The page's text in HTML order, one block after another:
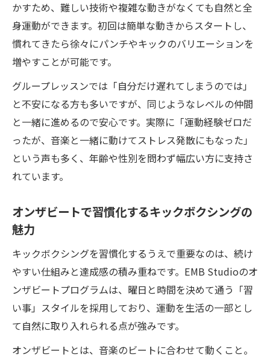
キックボクシンググループレッスンでモチ
ベーションアップ
女性も安心して続けられるキックボクシン
グジムの魅力
一人じゃないから続くキックボクシングの
メリット
忙しい女性も無理なく通えるキックボクシング
体験
キックボクシングで忙しい毎日にも運動習
慣をプラス
ート体制
果を実感
アクセス良好なジムでキックボクシングを
継続
キックボクシングでストレスも時間も上手
にコントロール
キックボクシングでストレスも脂肪も同時に解
かすため、難しい技術や複雑な動きがなくても自然と全
身運動ができます。初回は簡単な動きからスタートし、
慣れてきたら徐々にパンチやキックのバリエーションを
増やすことが可能です。
グループレッスンでは「自分だけ遅れてしまうのでは」
と不安になる方も多いですが、同じようなレベルの仲間
と一緒に進めるので安心です。実際に「運動経験ゼロだ
ったが、音楽と一緒に動けてストレス発散にもなった」
という声も多く、年齢や性別を問わず幅広い方に支持さ
れています。
オンザビートで習慣化するキックボクシングの
魅力
キックボクシングを習慣化するうえで重要なのは、続け
やすい仕組みと達成感の積み重ねです。EMB Studioのオ
ンザビートプログラムは、曜日と時間を決めて通う「習
い事」スタイルを採用しており、運動を生活の一部とし
て自然に取り入れられる点が強みです。
オンザビートとは、音楽のビートに合わせて動くこと。